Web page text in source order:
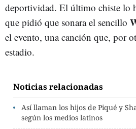
deportividad. El último chiste lo
que pidió que sonara el sencillo
el evento, una canción que, por
estadio.
Noticias relacionadas
Así llaman los hijos de Piqué y
según los medios latinos